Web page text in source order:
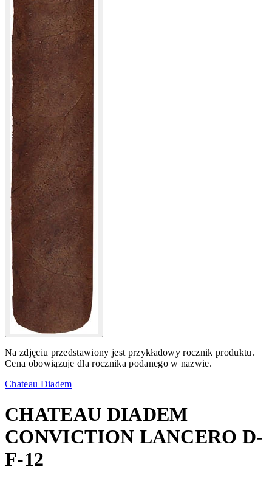
Na zdjęciu przedstawiony jest przykładowy rocznik produktu.
Cena obowiązuje dla rocznika podanego w nazwie.
Chateau Diadem
CHATEAU DIADEM
CONVICTION LANCERO D-
F-12